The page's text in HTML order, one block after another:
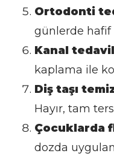
Ortodonti
günlerde hafif
Kanal tedavili
kaplama ile
Diş taşı
Hayır, tam
Çocuklarda
dozda